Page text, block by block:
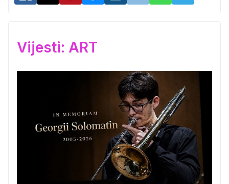
Vijesti: ART